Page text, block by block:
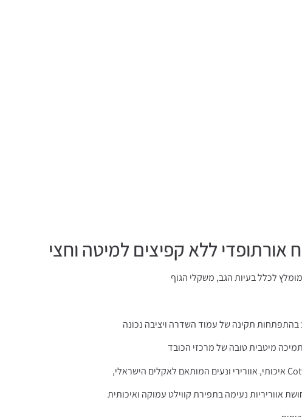
אורתופדי ללא קפיצים למיטה וחצי
לכלל בעיות הגב, משקלי הגוף
בהתפתחות תקינה של עמוד השדרה ויציבה נכונה
מיטבית טובה של מרכזי הכובד
אווריריות נעימה בתפירת קווילט עמוקה ואיכותית